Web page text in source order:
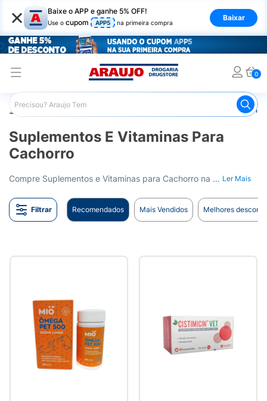
× Baixe o APP e ganhe 5% OFF!
Use o cupom APP5 na primeira compra
Baixar
0
Araujo Pet Shop Suplementos e
Suplementos E Vitaminas Para
Cachorro
Compre Suplementos e Vitaminas para Cachorro na Drogaria Araujo. Saúde e vitalidade para seu pet. Entrega para todo o Brasil. Ler Mais
Filtrar Recomendados Mais Vendidos Melhores